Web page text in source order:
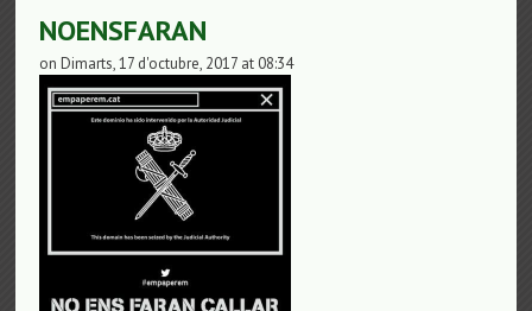
NOENSFARAN
on Dimarts, 17 d'octubre, 2017 at 08:34